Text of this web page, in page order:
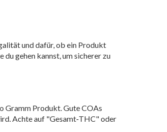
und dafür, ob ein Produkt
gehen kannst, um sicherer zu
Gramm Produkt. Gute COAs
Achte auf "Gesamt‑THC" oder